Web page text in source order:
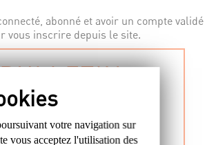
abonné et avoir un compte validé
vous inscrire depuis le site.
BULLETIN
PAPIER
votre navigation sur
vous acceptez l'utilisation des